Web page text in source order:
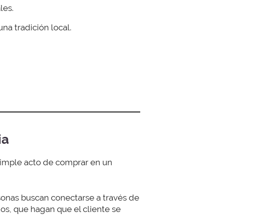
tradición local.
acto de comprar en un
buscan conectarse a través de
que hagan que el cliente se